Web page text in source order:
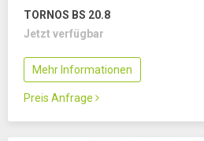
TORNOS BS 20.8
Jetzt verfügbar
Mehr Informationen
Preis Anfrage